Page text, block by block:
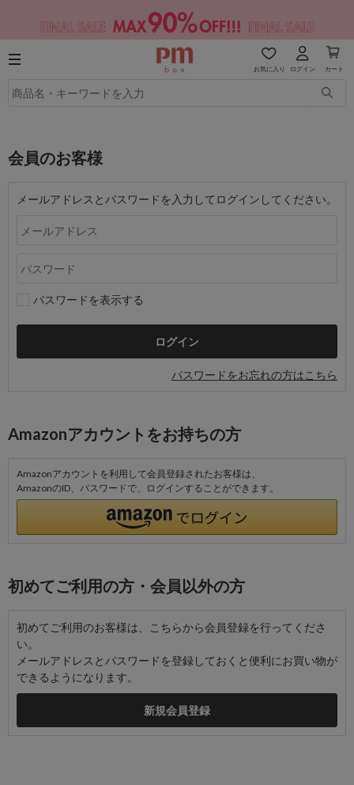
お気に入り ログイン カート
会員のお客様
メールアドレスとパスワードを入力してログインしてください。
パスワードを表示する
パスワードをお忘れの方はこちら
Amazonアカウントをお持ちの方
Amazonアカウントを利用して会員登録されたお客様は、
AmazonのID、パスワードで、ログインすることができます。
初めてご利用の方・会員以外の方
初めてご利用のお客様は、こちらから会員登録を行ってくださ
い。
メールアドレスとパスワードを登録しておくと便利にお買い物が
できるようになります。